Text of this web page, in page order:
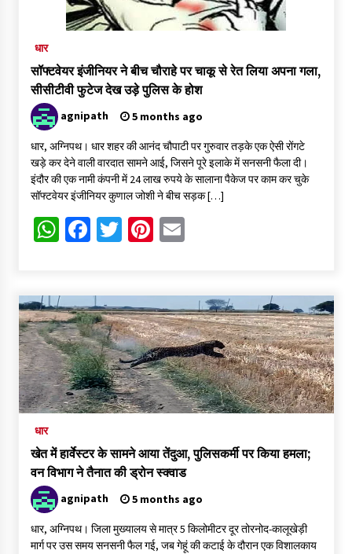
धार
सॉफ्टवेयर इंजीनियर ने बीच चौराहे पर चाकू से रेत लिया अपना गला,
सीसीटीवी फुटेज देख उड़े पुलिस के होश
agnipath 5 months ago
धार, अग्निपथ। धार शहर की आनंद चौपाटी पर गुरुवार तड़के एक ऐसी रोंगटे
खड़े कर देने वाली वारदात सामने आई, जिसने पूरे इलाके में सनसनी फैला दी।
इंदौर की एक नामी कंपनी में 24 लाख रुपये के सालाना पैकेज पर काम कर चुके
सॉफ्टवेयर इंजीनियर कुणाल जोशी ने बीच सड़क […]
WhatsApp
Facebook
TwitterPinterest
Email
धार
खेत में हार्वेस्टर के सामने आया तेंदुआ, पुलिसकर्मी पर किया हमला;
वन विभाग ने तैनात की ड्रोन स्क्वाड
agnipath 5 months ago
धार, अग्निपथ। जिला मुख्यालय से मात्र 5 किलोमीटर दूर तोरनोद-कालूखेड़ी
मार्ग पर उस समय सनसनी फैल गई, जब गेहूं की कटाई के दौरान एक विशालकाय